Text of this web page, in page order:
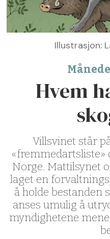
Illustrasjon:
Hvem
Villsvinet står
Norge. Mattilsynet
laget en
å holde bestanden
anses umulig å
myndighetene